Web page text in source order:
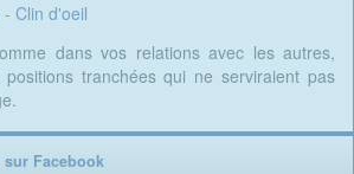
Clin d'oeil
dans vos relations avec les autres,
tranchées qui ne serviraient pas
sur Facebook